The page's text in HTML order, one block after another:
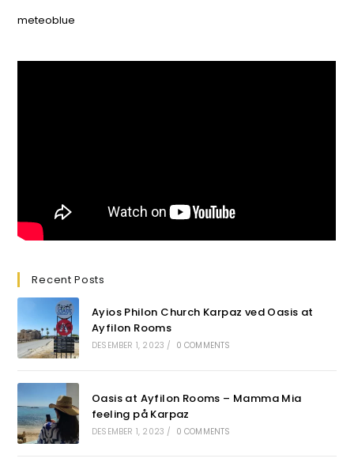
meteoblue
Recent Posts
Ayios Philon Church Karpaz ved Oasis at
Ayfilon Rooms
DESEMBER 1, 2023 / 0 COMMENTS
Oasis at Ayfilon Rooms – Mamma Mia
feeling på Karpaz
DESEMBER 1, 2023 / 0 COMMENTS